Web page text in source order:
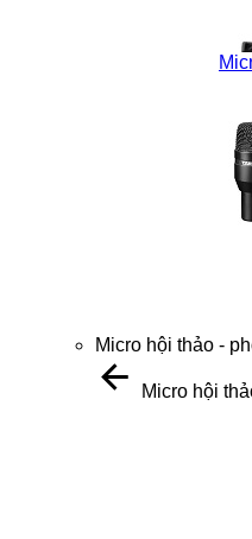
Micro hội thảo -
Micro hội